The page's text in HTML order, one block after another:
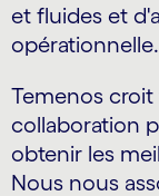
et fluides et
opérationnelle.
Temenos
collaboration
obtenir les
Nous nous